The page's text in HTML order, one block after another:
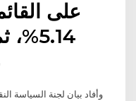
على
وأفاد بيان لجنة السياسة